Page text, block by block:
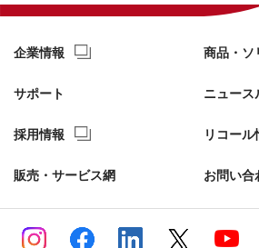
企業情報 商品・ソ
サポート ニュース
採用情報 リコール
販売・サービス網 お問い合